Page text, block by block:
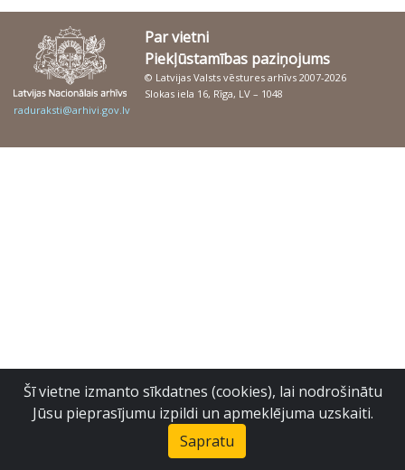
Par vietni
Piekļūstamības paziņojums
© Latvijas Valsts vēstures arhīvs 2007-2026
Slokas iela 16, Rīga, LV – 1048
raduraksti@arhivi.gov.lv
Šī vietne izmanto sīkdatnes (cookies), lai nodrošinātu
Jūsu pieprasījumu izpildi un apmeklējuma uzskaiti.
Sapratu